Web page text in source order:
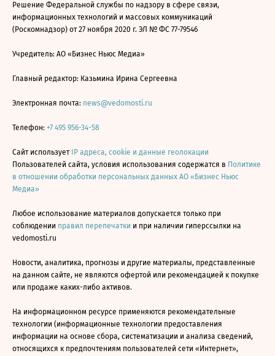
Решение Федеральной службы по надзору в сфере связи,
информационных технологий и массовых коммуникаций
(Роскомнадзор) от 27 ноября 2020 г. ЭЛ № ФС 77-79546
Учредитель: АО «Бизнес Ньюс Медиа»
Главный редактор: Казьмина Ирина Сергеевна
Электронная почта: news@vedomosti.ru
Телефон: +7 495 956-34-58
Сайт использует IP адреса, cookie и данные геолокации
Пользователей сайта, условия использования содержатся в Политике
в отношении обработки персональных данных АО «Бизнес Ньюс
Медиа»
Любое использование материалов допускается только при
соблюдении правил перепечатки и при наличии гиперссылки на
vedomosti.ru
Новости, аналитика, прогнозы и другие материалы, представленные
на данном сайте, не являются офертой или рекомендацией к покупке
или продаже каких-либо активов.
На информационном ресурсе применяются рекомендательные
технологии (информационные технологии предоставления
информации на основе сбора, систематизации и анализа сведений,
относящихся к предпочтениям пользователей сети «Интернет»,